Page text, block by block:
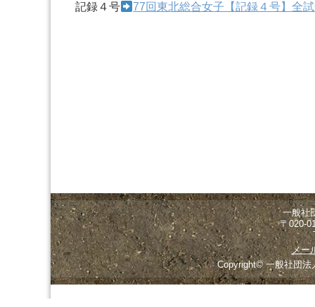
記録４号
77回東北総合女子【記録４号】全
一般社
〒020-
メー
Copyright© 一般社団法